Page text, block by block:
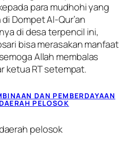
para mudhohi yang
Dompet Al-Qur’an
di desa terpencil ini,
bisa merasakan manfaat
Allah membalas
ketua RT setempat.
DAN PEMBERDAYAAN
PELOSOK